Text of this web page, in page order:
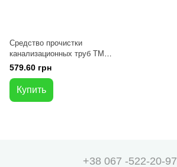
Средство прочистки
канализационных труб ТМ
"HoReCa Line" 6кг
579.60 грн
Купить
+38 067 -522-20-97